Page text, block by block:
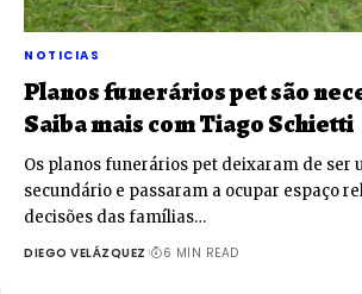
NOTICIAS
Planos funerários pet são
Saiba mais com Tiago Schietti
Os planos funerários pet deixaram de ser
secundário e passaram a ocupar espaço
decisões das famílias…
DIEGO VELÁZQUEZ 6 MIN READ